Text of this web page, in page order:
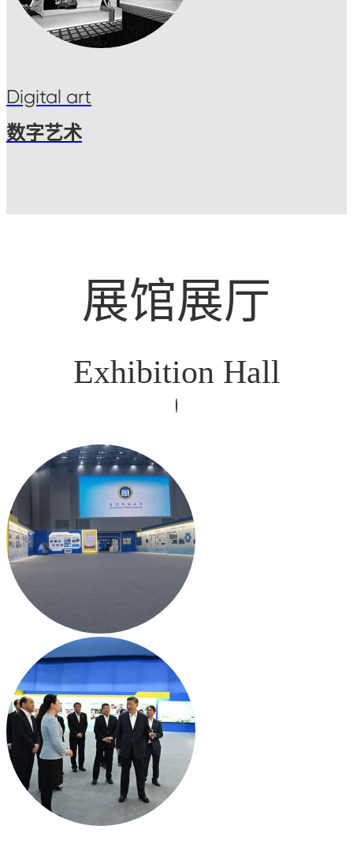
Digital art
数字艺术
展馆展厅
Exhibition Hall